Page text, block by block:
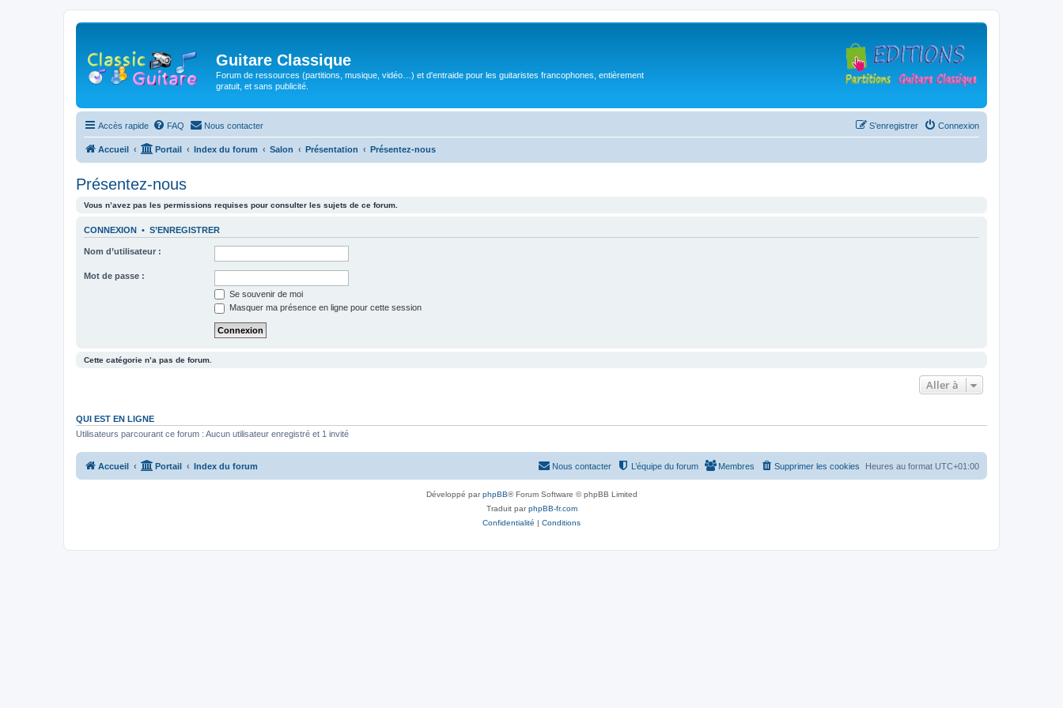
Guitare Classique
Forum de ressources (partitions, musique, vidéo…) et d'entraide pour les guitaristes francophones, entièrement
gratuit, et sans publicité.
Accès rapide FAQ Nous contacter Connexion
S’enregistrer
Accueil Portail Index du forum Salon Présentation Présentez-nous
Présentez-nous
Vous n’avez pas les permissions requises pour consulter les sujets de ce forum.
CONNEXION • S’ENREGISTRER
Nom d’utilisateur :
Mot de passe :
Se souvenir de moi
Masquer ma présence en ligne pour cette session
Cette catégorie n’a pas de forum.
Aller à
QUI EST EN LIGNE
Utilisateurs parcourant ce forum : Aucun utilisateur enregistré et 1 invité
Accueil Portail Index du forum Heures au format UTC+01:00
Supprimer les cookies
Membres
L’équipe du forum
Nous contacter
Développé parphpBB® Forum Software © phpBB Limited
Traduit parphpBB-fr.com
Confidentialité | Conditions